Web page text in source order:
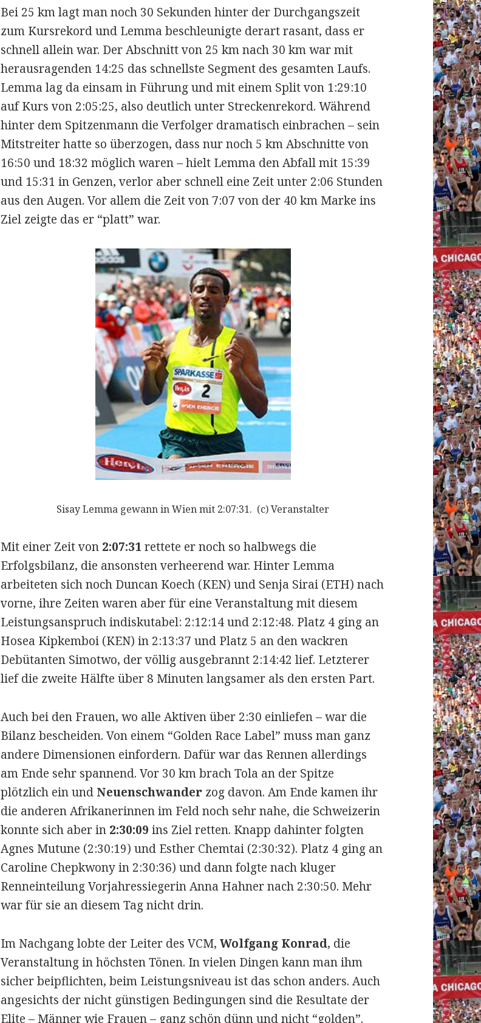
Bei 25 km lagt man noch 30 Sekunden hinter der Durchgangszeit
zum Kursrekord und Lemma beschleunigte derart rasant, dass er
schnell allein war. Der Abschnitt von 25 km nach 30 km war mit
herausragenden 14:25 das schnellste Segment des gesamten Laufs.
Lemma lag da einsam in Führung und mit einem Split von 1:29:10
auf Kurs von 2:05:25, also deutlich unter Streckenrekord. Während
hinter dem Spitzenmann die Verfolger dramatisch einbrachen – sein
Mitstreiter hatte so überzogen, dass nur noch 5 km Abschnitte von
16:50 und 18:32 möglich waren – hielt Lemma den Abfall mit 15:39
und 15:31 in Genzen, verlor aber schnell eine Zeit unter 2:06 Stunden
aus den Augen. Vor allem die Zeit von 7:07 von der 40 km Marke ins
Ziel zeigte das er “platt” war.
Sisay Lemma gewann in Wien mit 2:07:31. (c) Veranstalter
Mit einer Zeit von 2:07:31 rettete er noch so halbwegs die
Erfolgsbilanz, die ansonsten verheerend war. Hinter Lemma
arbeiteten sich noch Duncan Koech (KEN) und Senja Sirai (ETH) nach
vorne, ihre Zeiten waren aber für eine Veranstaltung mit diesem
Leistungsanspruch indiskutabel: 2:12:14 und 2:12:48. Platz 4 ging an
Hosea Kipkemboi (KEN) in 2:13:37 und Platz 5 an den wackren
Debütanten Simotwo, der völlig ausgebrannt 2:14:42 lief. Letzterer
lief die zweite Hälfte über 8 Minuten langsamer als den ersten Part.
Auch bei den Frauen, wo alle Aktiven über 2:30 einliefen – war die
Bilanz bescheiden. Von einem “Golden Race Label” muss man ganz
andere Dimensionen einfordern. Dafür war das Rennen allerdings
am Ende sehr spannend. Vor 30 km brach Tola an der Spitze
plötzlich ein und Neuenschwander zog davon. Am Ende kamen ihr
die anderen Afrikanerinnen im Feld noch sehr nahe, die Schweizerin
konnte sich aber in 2:30:09 ins Ziel retten. Knapp dahinter folgten
Agnes Mutune (2:30:19) und Esther Chemtai (2:30:32). Platz 4 ging an
Caroline Chepkwony in 2:30:36) und dann folgte nach kluger
Renneinteilung Vorjahressiegerin Anna Hahner nach 2:30:50. Mehr
war für sie an diesem Tag nicht drin.
Im Nachgang lobte der Leiter des VCM,Wolfgang Konrad, die
Veranstaltung in höchsten Tönen. In vielen Dingen kann man ihm
sicher beipflichten, beim Leistungsniveau ist das schon anders. Auch
angesichts der nicht günstigen Bedingungen sind die Resultate der
Elite – Männer wie Frauen – ganz schön dünn und nicht “golden”.